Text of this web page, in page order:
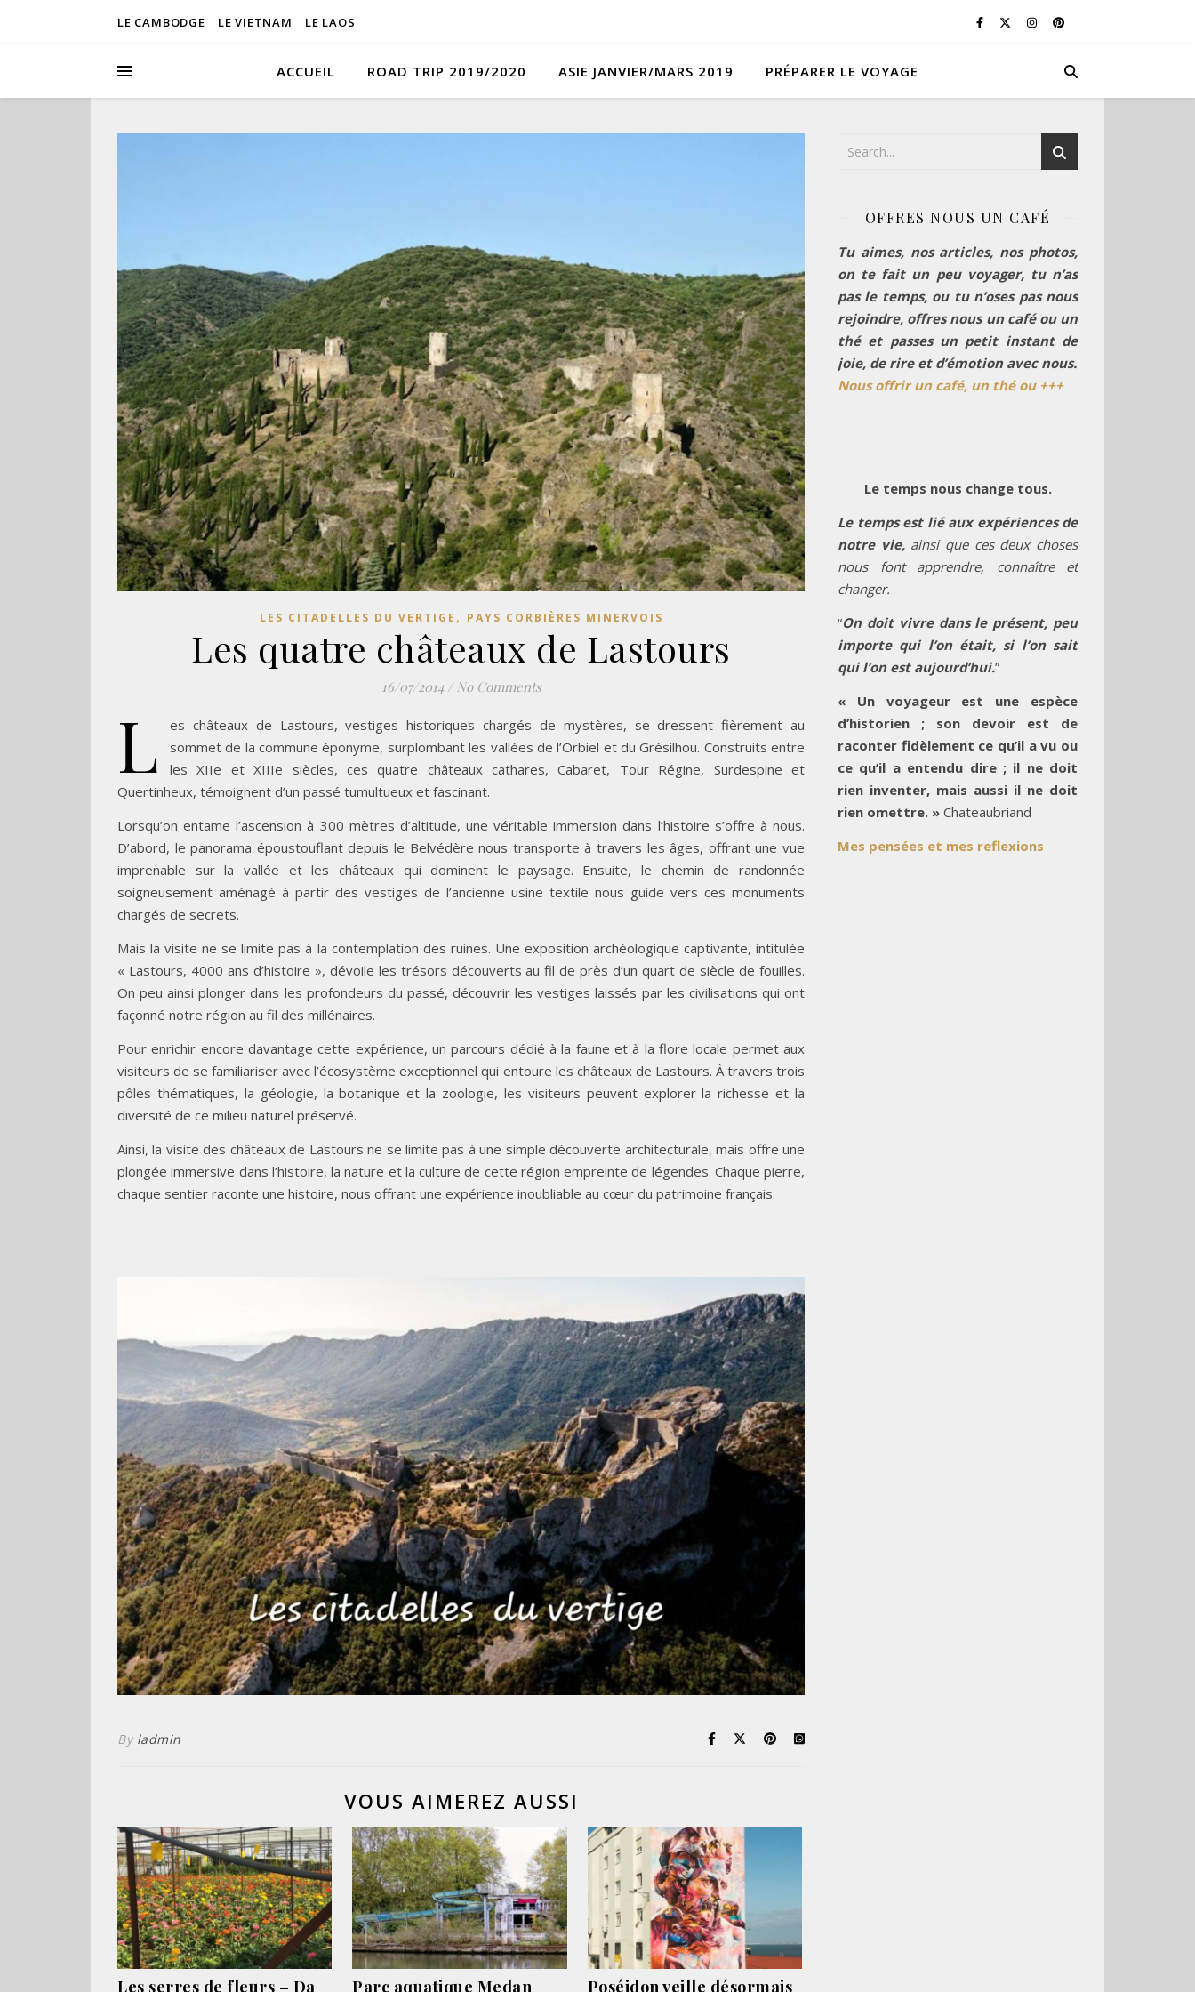
LE CAMBODGE LE VIETNAM LE LAOS
ACCUEIL ROAD TRIP 2019/2020 ASIE JANVIER/MARS 2019 PRÉPARER LE VOYAGE
LES CITADELLES DU VERTIGE , PAYS CORBIÈRES MINERVOIS
Les quatre châteaux de Lastours
16/07/2014 / No Comments
L
es châteaux de Lastours, vestiges historiques chargés de mystères, se dressent fièrement au
sommet de la commune éponyme, surplombant les vallées de l’Orbiel et du Grésilhou. Construits entre
les XIIe et XIIIe siècles, ces quatre châteaux cathares, Cabaret, Tour Régine, Surdespine et
Quertinheux, témoignent d’un passé tumultueux et fascinant.
Lorsqu’on entame l’ascension à 300 mètres d’altitude, une véritable immersion dans l’histoire s’offre à nous.
D’abord, le panorama époustouflant depuis le Belvédère nous transporte à travers les âges, offrant une vue
imprenable sur la vallée et les châteaux qui dominent le paysage. Ensuite, le chemin de randonnée
soigneusement aménagé à partir des vestiges de l’ancienne usine textile nous guide vers ces monuments
chargés de secrets.
Mais la visite ne se limite pas à la contemplation des ruines. Une exposition archéologique captivante, intitulée
« Lastours, 4000 ans d’histoire », dévoile les trésors découverts au fil de près d’un quart de siècle de fouilles.
On peu ainsi plonger dans les profondeurs du passé, découvrir les vestiges laissés par les civilisations qui ont
façonné notre région au fil des millénaires.
Pour enrichir encore davantage cette expérience, un parcours dédié à la faune et à la flore locale permet aux
visiteurs de se familiariser avec l’écosystème exceptionnel qui entoure les châteaux de Lastours. À travers trois
pôles thématiques, la géologie, la botanique et la zoologie, les visiteurs peuvent explorer la richesse et la
diversité de ce milieu naturel préservé.
Ainsi, la visite des châteaux de Lastours ne se limite pas à une simple découverte architecturale, mais offre une
plongée immersive dans l’histoire, la nature et la culture de cette région empreinte de légendes. Chaque pierre,
chaque sentier raconte une histoire, nous offrant une expérience inoubliable au cœur du patrimoine français.
By ladmin
VOUS AIMEREZ AUSSI
Les serres de fleurs – Da Parc aquatique Medan Poséidon veille désormais
OFFRES NOUS UN CAFÉ
Tu aimes, nos articles, nos photos,
on te fait un peu voyager, tu n’as
pas le temps, ou tu n’oses pas nous
rejoindre, offres nous un café ou un
thé et passes un petit instant de
joie, de rire et d’émotion avec nous.
Nous offrir un café, un thé ou +++
Le temps nous change tous.
Le temps est lié aux expériences de
notre vie, ainsi que ces deux choses
nous font apprendre, connaître et
changer.
“On doit vivre dans le présent, peu
importe qui l’on était, si l’on sait
qui l’on est aujourd’hui.”
« Un voyageur est une espèce
d’historien ; son devoir est de
raconter fidèlement ce qu’il a vu ou
ce qu’il a entendu dire ; il ne doit
rien inventer, mais aussi il ne doit
rien omettre. » Chateaubriand
Mes pensées et mes reflexions